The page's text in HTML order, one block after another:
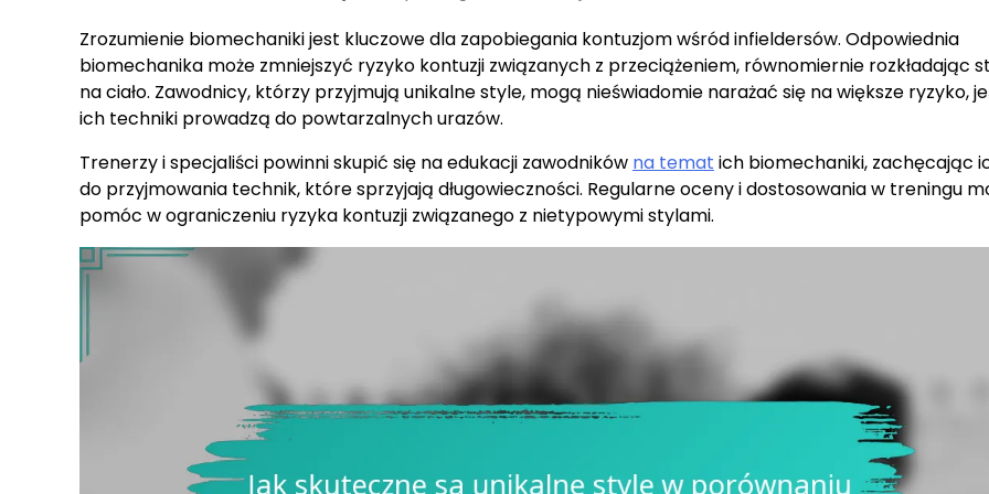
Zrozumienie biomechaniki jest kluczowe dla zapobiegania kontuzjom wśród infieldersów. Odpowiednia
biomechanika może zmniejszyć ryzyko kontuzji związanych z przeciążeniem, równomiernie rozkładając
na ciało. Zawodnicy, którzy przyjmują unikalne style, mogą nieświadomie narażać się na większe ryzyko,
ich techniki prowadzą do powtarzalnych urazów.
Trenerzy i specjaliści powinni skupić się na edukacji zawodników na temat ich biomechaniki, zachęcając
do przyjmowania technik, które sprzyjają długowieczności. Regularne oceny i dostosowania w treningu
pomóc w ograniczeniu ryzyka kontuzji związanego z nietypowymi stylami.